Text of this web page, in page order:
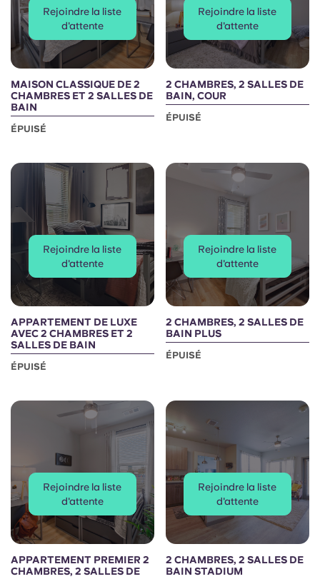
Rejoindre la liste
d'attente
MAISON CLASSIQUE DE 2
CHAMBRES ET 2 SALLES DE
BAIN
ÉPUISÉ
Rejoindre la liste
d'attente
2 CHAMBRES, 2 SALLES DE
BAIN, COUR
ÉPUISÉ
Rejoindre la liste
d'attente
APPARTEMENT DE LUXE
AVEC 2 CHAMBRES ET 2
SALLES DE BAIN
ÉPUISÉ
Rejoindre la liste
d'attente
2 CHAMBRES, 2 SALLES DE
BAIN PLUS
ÉPUISÉ
Rejoindre la liste
d'attente
APPARTEMENT PREMIER 2
CHAMBRES, 2 SALLES DE
Rejoindre la liste
d'attente
2 CHAMBRES, 2 SALLES DE
BAIN STADIUM